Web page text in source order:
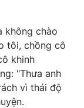
không chào
tôi, chồng cô
khinh
"Thưa anh
vì thái độ